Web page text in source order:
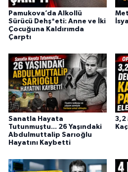
Pamukova’da Alkollü
Sürücü Dehş*eti: Anne ve İki
Çocuğuna Kaldırımda
Çarptı
Sanatla Hayata
Tutunmuştu... 26 Yaşındaki
Abdulmuttalip Sarıoğlu
Hayatını Kaybetti
3,2